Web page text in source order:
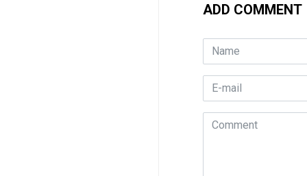
ADD COMMENT